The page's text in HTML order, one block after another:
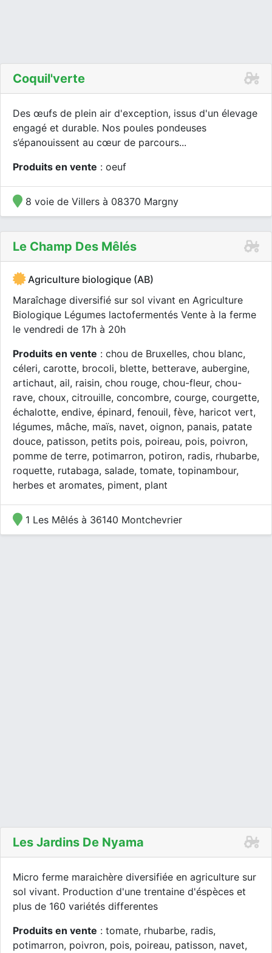
Coquil'verte
Des œufs de plein air d'exception, issus d'un élevage
engagé et durable. Nos poules pondeuses
s’épanouissent au cœur de parcours...
Produits en vente : oeuf
8 voie de Villers à 08370 Margny
Le Champ Des Mêlés
Agriculture biologique (AB)
Maraîchage diversifié sur sol vivant en Agriculture
Biologique Légumes lactofermentés Vente à la ferme
le vendredi de 17h à 20h
Produits en vente : chou de Bruxelles, chou blanc,
céleri, carotte, brocoli, blette, betterave, aubergine,
artichaut, ail, raisin, chou rouge, chou-fleur, chou-
rave, choux, citrouille, concombre, courge, courgette,
échalotte, endive, épinard, fenouil, fève, haricot vert,
légumes, mâche, maïs, navet, oignon, panais, patate
douce, patisson, petits pois, poireau, pois, poivron,
pomme de terre, potimarron, potiron, radis, rhubarbe,
roquette, rutabaga, salade, tomate, topinambour,
herbes et aromates, piment, plant
1 Les Mêlés à 36140 Montchevrier
Les Jardins De Nyama
Micro ferme maraichère diversifiée en agriculture sur
sol vivant. Production d'une trentaine d'éspèces et
plus de 160 variétés differentes
Produits en vente : tomate, rhubarbe, radis,
potimarron, poivron, pois, poireau, patisson, navet,